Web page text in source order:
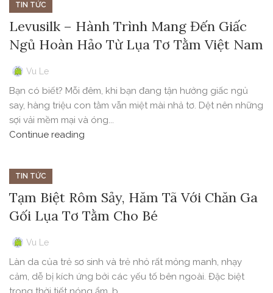
TIN TỨC
Levusilk – Hành Trình Mang Đến Giấc
Ngủ Hoàn Hảo Từ Lụa Tơ Tằm Việt Nam
Vu Le
Bạn có biết? Mỗi đêm, khi bạn đang tận hưởng giấc ngủ
say, hàng triệu con tằm vẫn miệt mài nhả tơ. Dệt nên những
sợi vải mềm mại và óng...
Continue reading
TIN TỨC
Tạm Biệt Rôm Sảy, Hăm Tã Với Chăn Ga
Gối Lụa Tơ Tằm Cho Bé
Vu Le
Làn da của trẻ sơ sinh và trẻ nhỏ rất mỏng manh, nhạy
cảm, dễ bị kích ứng bởi các yếu tố bên ngoài. Đặc biệt